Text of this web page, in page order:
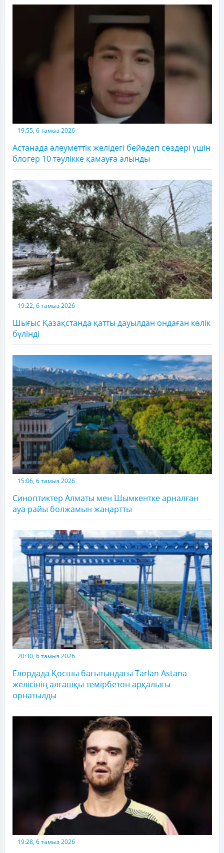
19:55, 6 тамыз 2026
Астанада әлеуметтік желідегі бейәдеп сөздері үшін
блогер 10 тәулікке қамауға алынды
19:22, 6 тамыз 2026
Шығыс Қазақстанда қатты дауылдан ондаған көлік
бүлінді
15:06, 6 тамыз 2026
Синоптиктер Алматы мен Шымкентке арналған
ауа райы болжамын жаңартты
20:30, 6 тамыз 2026
Елордада Қосшы бағытындағы Tarlan Astana
желісінің алғашқы темірбетон арқалығы
орнатылды
19:28, 6 тамыз 2026